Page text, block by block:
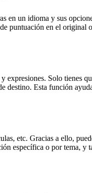
en un idioma y sus
puntuación en el
expresiones. Solo tienes
destino. Esta función
etc. Gracias a ello,
específica o por tema, y